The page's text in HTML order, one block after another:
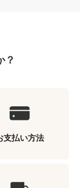
？
支払い方法